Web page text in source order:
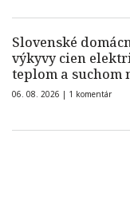
Slovenské
výkyvy cien
teplom a suchom
06. 08. 2026 | 1 komentár